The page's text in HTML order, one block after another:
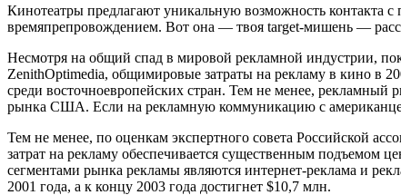
Кинотеатры предлагают уникальную возможность контакта
времяпрепровождением. Вот она — твоя target-мишень —
Несмотря на общий спад в мировой рекламной индустрии,
ZenithOptimedia, общимировые затраты на рекламу в кино в
среди восточноевропейских стран. Тем не менее, рекламный
рынка США. Если на рекламную коммуникацию с американцем
Тем не менее, по оценкам экспертного совета Российской
затрат на рекламу обеспечивается существенным
сегментами рынка рекламы являются интернет-реклама и
2001 года, а к концу 2003 года достигнет $10,7 млн.